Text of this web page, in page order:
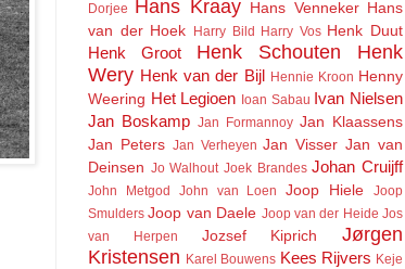
Dorjee Hans Kraay Hans Venneker Hans
van der Hoek Harry Bild Harry Vos Henk Duut
Henk Groot Henk Schouten
Henk
Wery Henk van der Bijl Hennie Kroon Henny
Weering Het Legioen Ioan Sabau Ivan Nielsen
Jan Boskamp Jan Formannoy Jan Klaassens
Jan Peters Jan Verheyen Jan Visser Jan van
Deinsen Jo Walhout Joek Brandes Johan Cruijff
John Metgod John van Loen Joop Hiele
Joop
Smulders Joop van Daele Joop van der Heide Jos
van Herpen
Jozsef Kiprich
Jørgen
Kristensen Karel Bouwens Kees Rijvers Keje